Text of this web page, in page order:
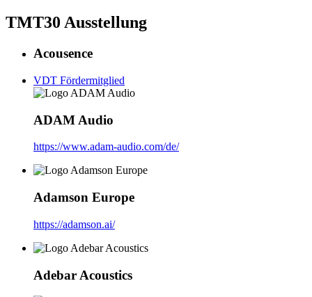
TMT30 Ausstellung
Acousence
VDT Fördermitglied
ADAM Audio
https://www.adam-audio.com/de/
Adamson Europe
https://adamson.ai/
Adebar Acoustics